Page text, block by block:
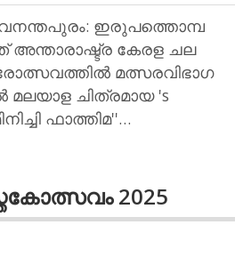
ഇരുപത്തൊമ്പ
അന്താരാഷ്ട്ര കേരള ചല
മത്സരവിഭാഗ
മലയാള ചിത്രമായ 's
ഫാത്തിമ''…
2025